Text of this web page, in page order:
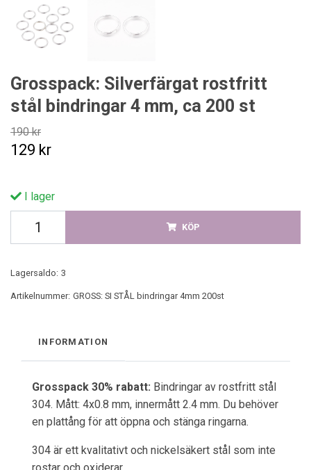
Grosspack: Silverfärgat rostfritt
stål bindringar 4 mm, ca 200 st
190 kr
129 kr
I lager
KÖP
Lagersaldo: 3
Artikelnummer: GROSS: SI STÅL bindringar 4mm 200st
INFORMATION
Grosspack 30% rabatt: Bindringar av rostfritt stål
304. Mått: 4x0.8 mm, innermått 2.4 mm. Du behöver
en plattång för att öppna och stänga ringarna.
304 är ett kvalitativt och nickelsäkert stål som inte
rostar och oxiderar.